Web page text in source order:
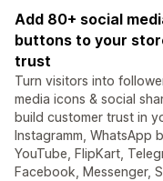
Add 80+ social
buttons to your
trust
Turn visitors into
media icons & social
build customer trust in
Instagramm, WhatsApp
YouTube, FlipKart,
Facebook, Messenger,